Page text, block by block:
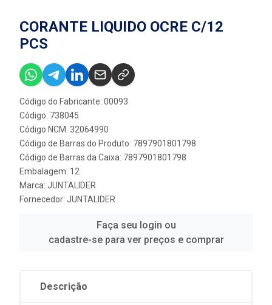
CORANTE LIQUIDO OCRE C/12
PCS
Código do Fabricante: 00093
Código: 738045
Código NCM: 32064990
Código de Barras do Produto: 7897901801798
Código de Barras da Caixa: 7897901801798
Embalagem: 12
Marca: JUNTALIDER
Fornecedor: JUNTALIDER
Faça seu login ou
cadastre-se para ver preços e comprar
Descrição